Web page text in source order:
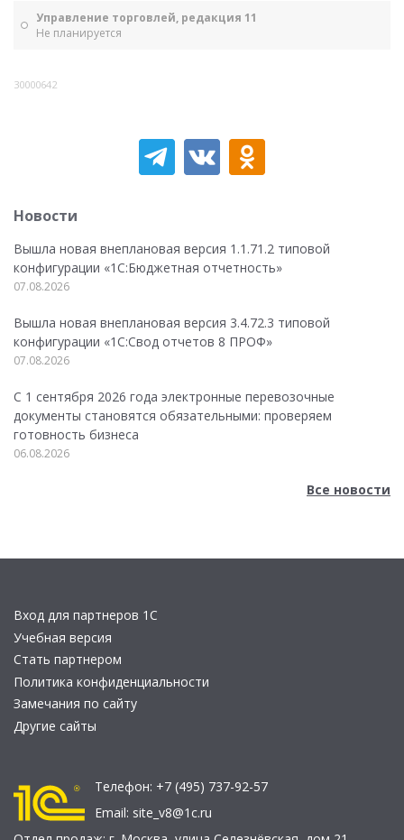
Управление торговлей, редакция 11
Не планируется
30000642
Новости
Вышла новая внеплановая версия 1.1.71.2 типовой
конфигурации «1C:Бюджетная отчетность»
07.08.2026
Вышла новая внеплановая версия 3.4.72.3 типовой
конфигурации «1C:Свод отчетов 8 ПРОФ»
07.08.2026
С 1 сентября 2026 года электронные перевозочные
документы становятся обязательными: проверяем
готовность бизнеса
06.08.2026
Все новости
Вход для партнеров 1С
Учебная версия
Стать партнером
Политика конфиденциальности
Замечания по сайту
Другие сайты
Телефон: +7 (495) 737-92-57
Email: site_v8@1c.ru